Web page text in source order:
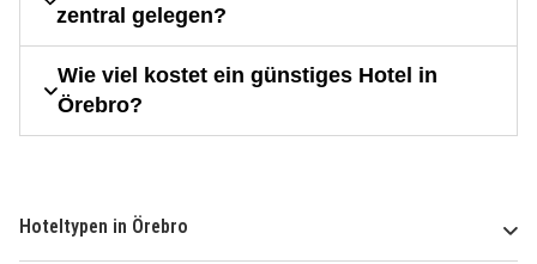
zentral gelegen?
Wie viel kostet ein günstiges Hotel in
Örebro?
Hoteltypen in Örebro